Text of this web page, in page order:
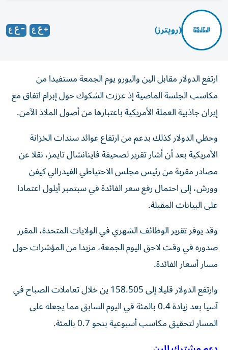
(رويترز)
ارتفع الدولار مقابل الين واليورو يوم الجمعة مستفيدا من
مكاسب الجلسة الماضية إذ عززت الشكوك حول إبرام اتفاق مع
إيران جاذبية العملة الأمريكية باعتبارها من أصول الملاذ ‌الآمن.
وحظي الدولار كذلك بدعم من ارتفاع عوائد سندات الخزانة
الأمريكية بعد أن أشار ​تقرير لصحيفة ⁠فاينانشال تايمز، نقلا عن
مصادر مقربة من رئيس مجلس الاحتياطي الفيدرالي كيفن
وورش، إلى احتمال رفع ‌سعر الفائدة في سبتمبر أيلول اعتمادا
على البيانات المقبلة.
وقد يوفر تقرير الوظائف الشهري في الولايات المتحدة، المقرر
صدوره في وقت لاحق اليوم الجمعة، مزيدا من المؤشرات حول
مسار ‌أسعار الفائدة.
وارتفع الدولار قليلا إلى 158.505 ين خلال تعاملات الصباح في
آسيا بعد زيادة 0.4 ⁠بالمئة في اليوم السابق مما يجعله على
المسار لتحقيق مكاسب أسبوعية بنحو 0.7 بالمئة.